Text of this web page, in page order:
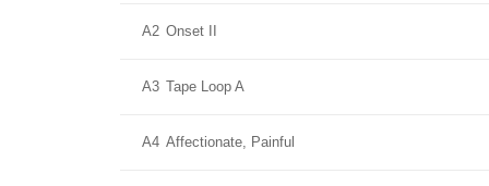
A2 Onset II
A3 Tape Loop A
A4 Affectionate, Painful